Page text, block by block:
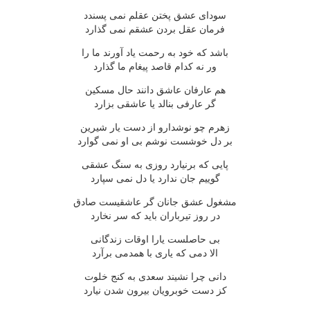
سودای عشق پختن عقلم نمی پسندد
فرمان عقل بردن عشقم نمی گذارد
باشد که خود به رحمت یاد آورند ما را
ور نه کدام قاصد پیغام ما گذارد
هم عارفان عاشق دانند حال مسکین
گر عارفی بنالد یا عاشقی بزارد
زهرم چو نوشدارو از دست یار شیرین
بر دل خوشست نوشم بی او نمی گوارد
پایی که برنیارد روزی به سنگ عشقی
گوییم جان ندارد یا دل نمی سپارد
مشغول عشق جانان گر عاشقیست صادق
در روز تیرباران باید که سر نخارد
بی حاصلست یارا اوقات زندگانی
الا دمی که یاری با همدمی برآرد
دانی چرا نشیند سعدی به کنج خلوت
کز دست خوبرویان بیرون شدن نیارد